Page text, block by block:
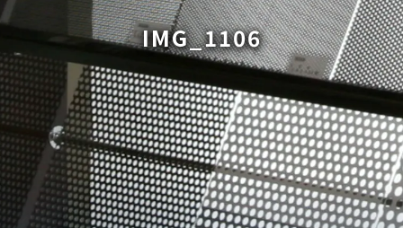
IMG_1106